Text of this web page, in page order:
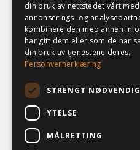
din bruk av nettstedet vårt
annonserings- og
kombinere den med annen
har gitt dem eller som de har
din bruk av tjenestene deres.
Personvernerklæring
STRENGT NØDVENDIG
YTELSE
MÅLRETTING